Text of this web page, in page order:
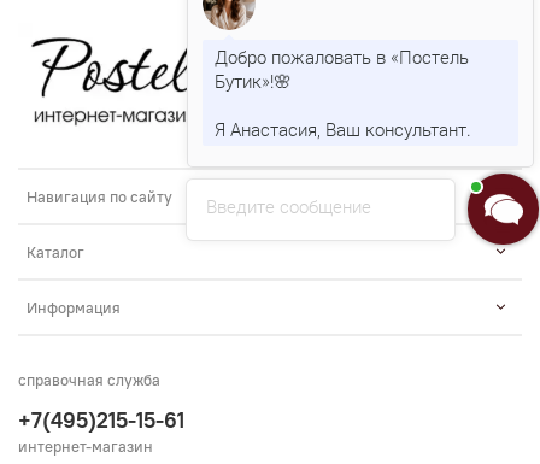
Навигация по сайту
Каталог
Информация
справочная служба
+7(495)215-15-61
интернет-магазин
Введите сообщение
Добро пожаловать в «Постель
Бутик»!🌸
Я Анастасия, Ваш консультант.